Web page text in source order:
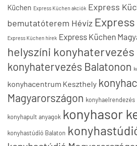
Küchen Express Küchen akciók Express
bemutatóterem Hévíz
Express Küchen hírek Express Küchen
helyszíni konyhatervezés
konyhatervezés Balatonon
konyhacentrum Keszthely
Magyarországon konyhaelrendezés
konyhapult anyagok konyhasor
konyhastúdió Balaton